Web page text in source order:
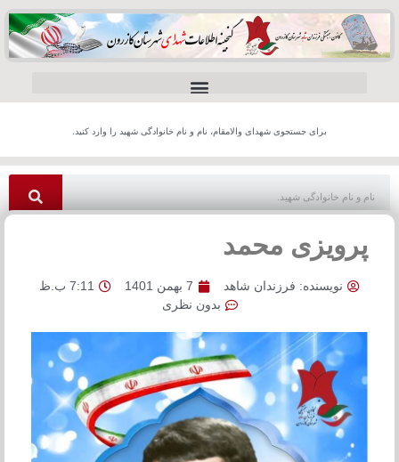
برای جستجوی شهدای والامقام، نام و نام خانوادگی شهید را وارد کنید.
پرویزی محمد
نویسنده: فرزندان شاهد 7 بهمن 1401
7:11 ب.ظ
بدون نظری